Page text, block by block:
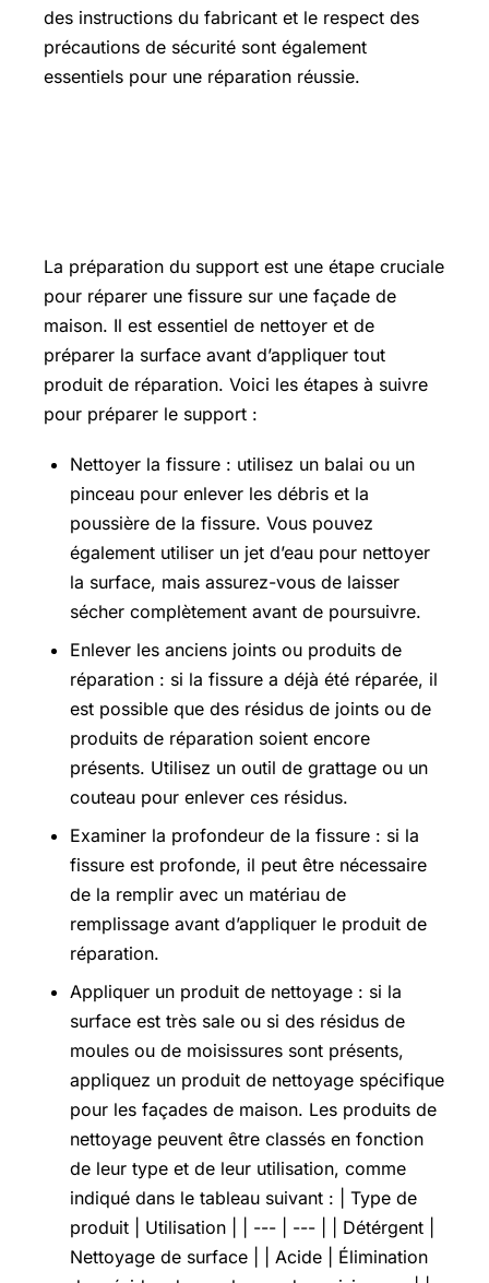
des instructions du fabricant et le respect des
précautions de sécurité sont également
essentiels pour une réparation réussie.
La préparation du support est une étape cruciale
pour réparer une fissure sur une façade de
maison. Il est essentiel de nettoyer et de
préparer la surface avant d’appliquer tout
produit de réparation. Voici les étapes à suivre
pour préparer le support :
Nettoyer la fissure : utilisez un balai ou un
pinceau pour enlever les débris et la
poussière de la fissure. Vous pouvez
également utiliser un jet d’eau pour nettoyer
la surface, mais assurez-vous de laisser
sécher complètement avant de poursuivre.
Enlever les anciens joints ou produits de
réparation : si la fissure a déjà été réparée, il
est possible que des résidus de joints ou de
produits de réparation soient encore
présents. Utilisez un outil de grattage ou un
couteau pour enlever ces résidus.
Examiner la profondeur de la fissure : si la
fissure est profonde, il peut être nécessaire
de la remplir avec un matériau de
remplissage avant d’appliquer le produit de
réparation.
Appliquer un produit de nettoyage : si la
surface est très sale ou si des résidus de
moules ou de moisissures sont présents,
appliquez un produit de nettoyage spécifique
pour les façades de maison. Les produits de
nettoyage peuvent être classés en fonction
de leur type et de leur utilisation, comme
indiqué dans le tableau suivant : | Type de
produit | Utilisation | | --- | --- | | Détérgent |
Nettoyage de surface | | Acide | Élimination